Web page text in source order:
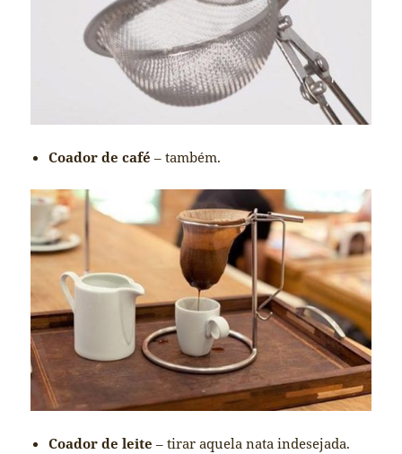
Coador de café – também.
Coador de leite – tirar aquela nata indesejada.